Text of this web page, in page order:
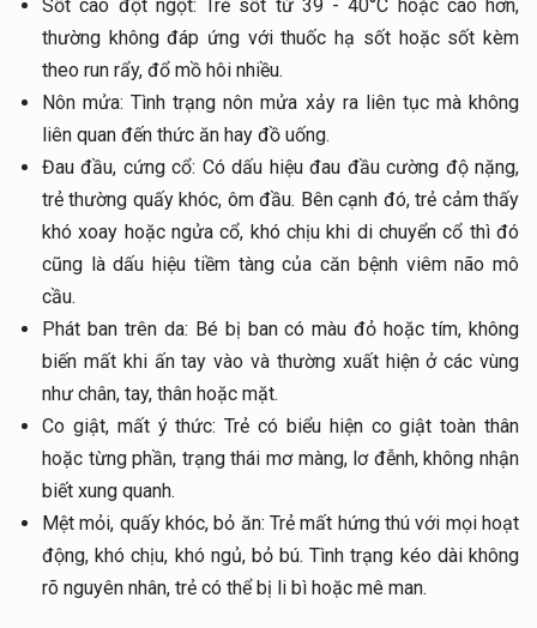
Sốt cao đột ngột: Trẻ sốt từ 39 - 40°C hoặc cao hơn,
thường không đáp ứng với thuốc hạ sốt hoặc sốt kèm
theo run rẩy, đổ mồ hôi nhiều.
Nôn mửa: Tình trạng nôn mửa xảy ra liên tục mà không
liên quan đến thức ăn hay đồ uống.
Đau đầu, cứng cổ: Có dấu hiệu đau đầu cường độ nặng,
trẻ thường quấy khóc, ôm đầu. Bên cạnh đó, trẻ cảm thấy
khó xoay hoặc ngửa cổ, khó chịu khi di chuyển cổ thì đó
cũng là dấu hiệu tiềm tàng của căn bệnh viêm não mô
cầu.
Phát ban trên da: Bé bị ban có màu đỏ hoặc tím, không
biến mất khi ấn tay vào và thường xuất hiện ở các vùng
như chân, tay, thân hoặc mặt.
Co giật, mất ý thức: Trẻ có biểu hiện co giật toàn thân
hoặc từng phần, trạng thái mơ màng, lơ đễnh, không nhận
biết xung quanh.
Mệt mỏi, quấy khóc, bỏ ăn: Trẻ mất hứng thú với mọi hoạt
động, khó chịu, khó ngủ, bỏ bú. Tình trạng kéo dài không
rõ nguyên nhân, trẻ có thể bị li bì hoặc mê man.